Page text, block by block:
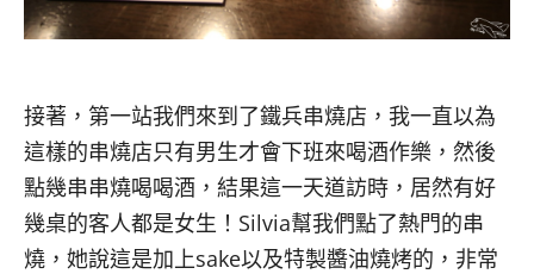
接著，第一站我們來到了鐵兵串燒店，我一直以為
這樣的串燒店只有男生才會下班來喝酒作樂，然後
點幾串串燒喝喝酒，結果這一天道訪時，居然有好
幾桌的客人都是女生！Silvia幫我們點了熱門的串
燒，她說這是加上sake以及特製醬油燒烤的，非常